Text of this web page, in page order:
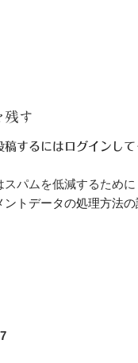
残す
稿するには ログイン して
スパムを低減するため
ントデータの処理方法